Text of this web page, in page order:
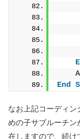
End
なお上記コーディン
めの子サブルーチン
在しますので、続け